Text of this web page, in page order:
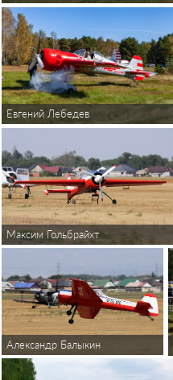
Евгений Лебедев
Максим Гольбрайхт
Александр Балыкин